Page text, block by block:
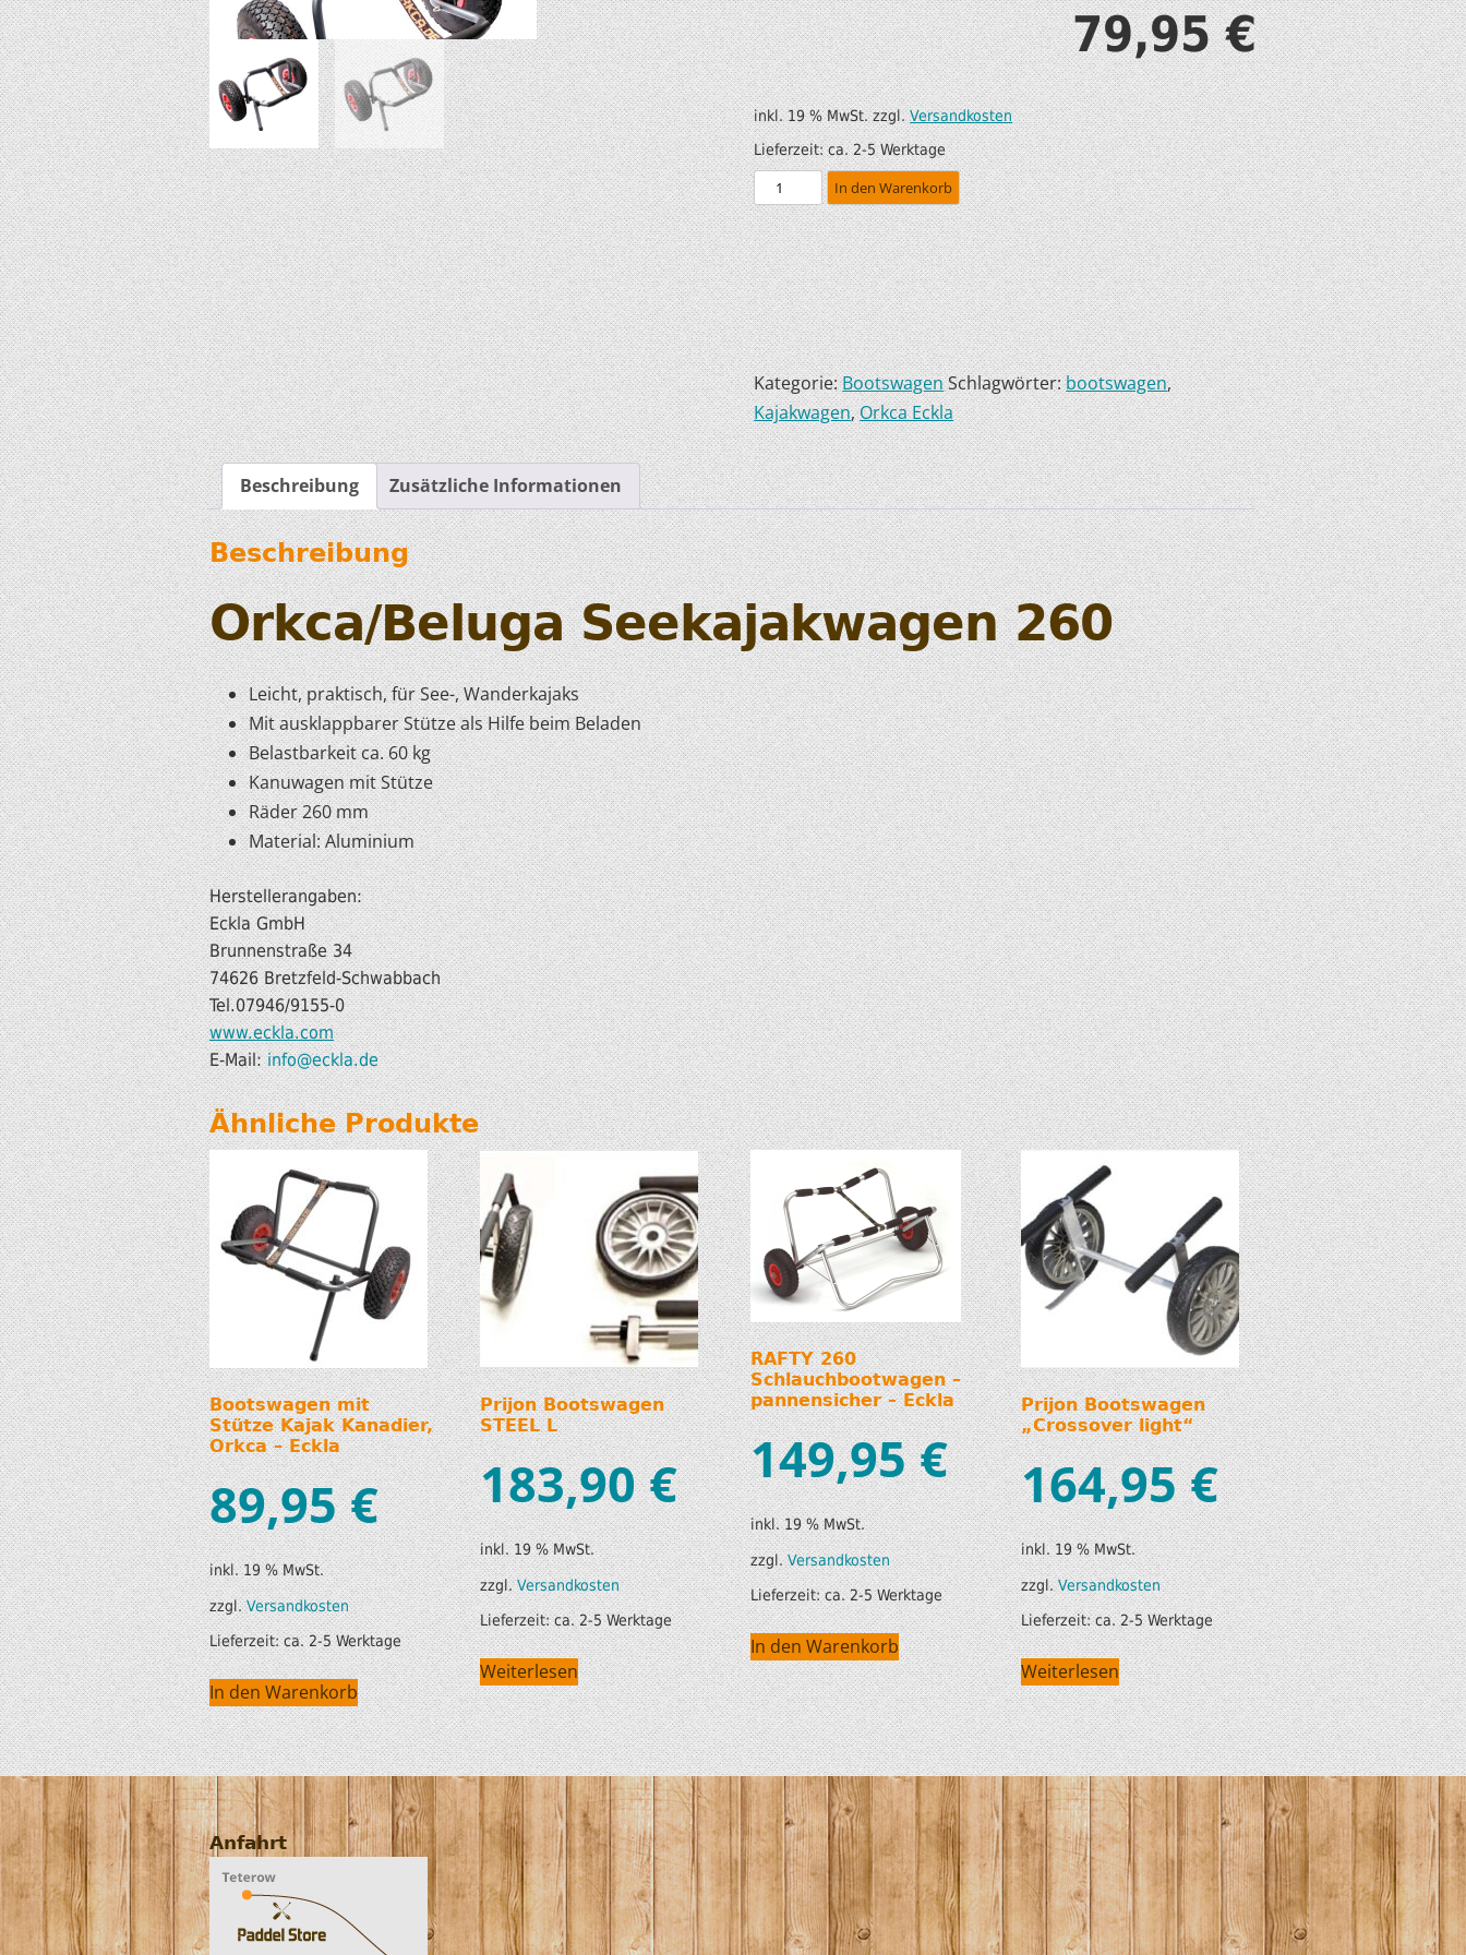
SUP AIR SUP
MODUL KAJAKS
LUFTBOOTE
LEICHTE BOOTE FÜR IHR
WOHNMOBIL
SONDERANGEBOTE/SALE
WILDERNESS SYSTEMS
ZUBEHÖR
DOPPELPADDEL
STECHPADDEL
WESTEN & SICHERHEIT
TRANSPORT &
LAGERUNG
BOOTSWAGEN
SPRITZDECKEN/
LUKENDECKEL
RAM ZUBEHÖR
HOBIE KAJAKS
ELEKTROMOTORE
79,95€
inkl. 19 % MwSt. zzgl.Versandkosten
Lieferzeit:ca. 2-5 Werktage
In den Warenkorb
Kategorie:Bootswagen Schlagwörter:bootswagen,
Kajakwagen,Orkca Eckla
Beschreibung Zusätzliche Informationen
Beschreibung
Orkca/Beluga Seekajakwagen 260
Leicht, praktisch, für See-, Wanderkajaks
Mit ausklappbarer Stütze als Hilfe beim Beladen
Belastbarkeit ca. 60 kg
Kanuwagen mit Stütze
Räder 260 mm
Material: Aluminium
Herstellerangaben:
Eckla GmbH
Brunnenstraße 34
74626 Bretzfeld-Schwabbach
Tel.07946/9155-0
www.eckla.com
E-Mail:info@eckla.de
Ähnliche Produkte
Bootswagen mit
Stütze Kajak Kanadier,
Orkca – Eckla
89,95€
inkl. 19 % MwSt.
zzgl.Versandkosten
Lieferzeit:ca. 2-5 Werktage
In den Warenkorb
Prijon Bootswagen
STEEL L
183,90€
inkl. 19 % MwSt.
zzgl.Versandkosten
Lieferzeit:ca. 2-5 Werktage
Weiterlesen
RAFTY 260
Schlauchbootwagen –
pannensicher – Eckla
149,95€
inkl. 19 % MwSt.
zzgl.Versandkosten
Lieferzeit:ca. 2-5 Werktage
In den Warenkorb
Prijon Bootswagen
„Crossover light“
164,95€
inkl. 19 % MwSt.
zzgl.Versandkosten
Lieferzeit:ca. 2-5 Werktage
Weiterlesen
Anfahrt